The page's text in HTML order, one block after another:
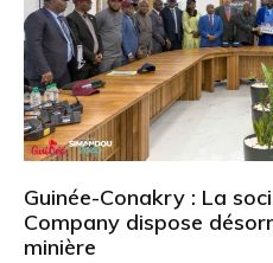
Guinée-Conakry : La
Company dispose
minière